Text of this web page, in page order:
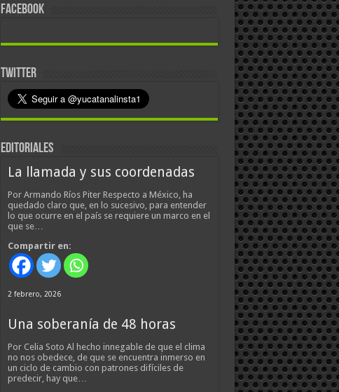
FACEBOOK
TWITTER
EDITORIALES
La llamada y sus coordenadas
Por Armando Ríos Piter Respecto a México, ha
quedado claro que, en lo sucesivo, para entender
lo que ocurre en el país se requiere un marco en el
que se…
Compartir en:
2 febrero, 2026
Una soberanía de 48 horas
Por Celia Soto Al hecho innegable de que el clima
no nos obedece, de que se encuentra inmerso en
un ciclo de cambio con patrones difíciles de
predecir, hay que…